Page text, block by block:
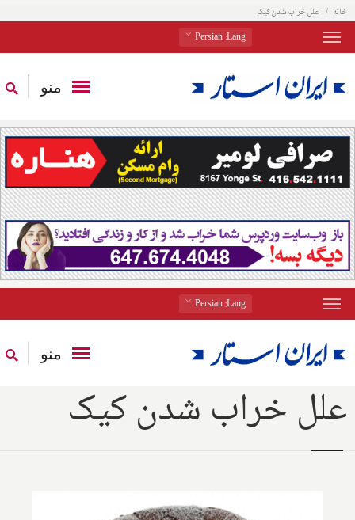
خانه علل خراب شدن کیک
Lang
: Persian
منو
Lang
: Persian
منو
علل خراب شدن کیک